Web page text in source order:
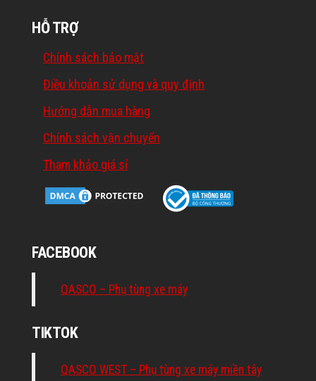
HỖ TRỢ
Chính sách bảo mật
Điều khoản sử dụng và quy định
Hướng dẫn mua hàng
Chính sách vận chuyển
Tham khảo giá sỉ
FACEBOOK
QASCO – Phụ tùng xe máy
TIKTOK
QASCO WEST – Phụ tùng xe máy miền tây